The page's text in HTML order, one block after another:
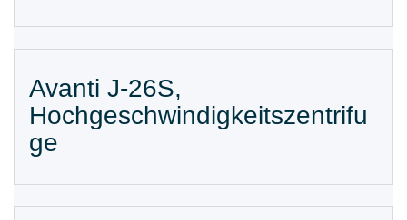
Avanti J-26S,
Hochgeschwindigkeitszentrifu
ge